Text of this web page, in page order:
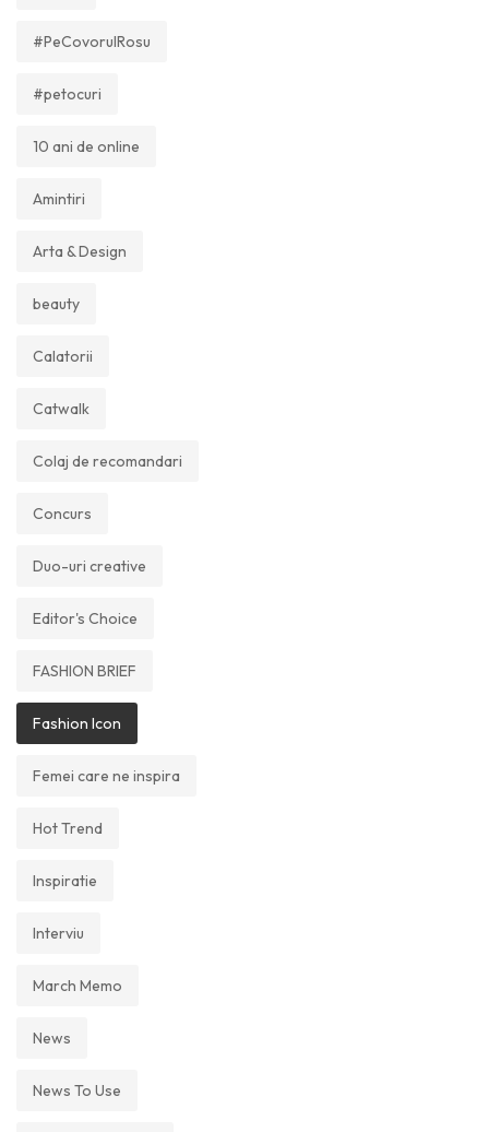
#PeCovorulRosu
#petocuri
10 ani de online
Amintiri
Arta & Design
beauty
Calatorii
Catwalk
Colaj de recomandari
Concurs
Duo-uri creative
Editor's Choice
FASHION BRIEF
Fashion Icon
Femei care ne inspira
Hot Trend
Inspiratie
Interviu
March Memo
News
News To Use